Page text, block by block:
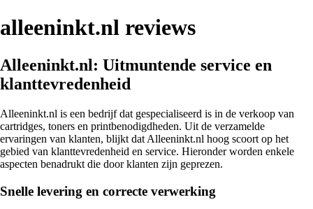
alleeninkt.nl reviews
Alleeninkt.nl: Uitmuntende service en
klanttevredenheid
Alleeninkt.nl is een bedrijf dat gespecialiseerd is in de verkoop van
cartridges, toners en printbenodigdheden. Uit de verzamelde
ervaringen van klanten, blijkt dat Alleeninkt.nl hoog scoort op het
gebied van klanttevredenheid en service. Hieronder worden enkele
aspecten benadrukt die door klanten zijn geprezen.
Snelle levering en correcte verwerking